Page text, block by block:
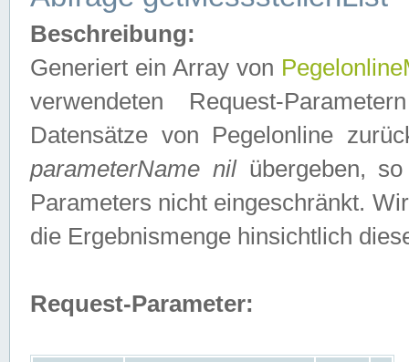
Beschreibung:
Generiert ein Array von
verwendeten Request-
Datensätze von Pegelonline
parameterName nilübergeben, so
Parameters nicht eingeschränkt.
die Ergebnismenge hinsichtlich
Request-Parameter: